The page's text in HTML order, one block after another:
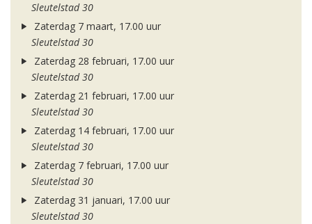
Sleutelstad 30
Zaterdag 7 maart, 17.00 uur
Sleutelstad 30
Zaterdag 28 februari, 17.00 uur
Sleutelstad 30
Zaterdag 21 februari, 17.00 uur
Sleutelstad 30
Zaterdag 14 februari, 17.00 uur
Sleutelstad 30
Zaterdag 7 februari, 17.00 uur
Sleutelstad 30
Zaterdag 31 januari, 17.00 uur
Sleutelstad 30